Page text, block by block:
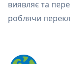
виявляє та
роблячи